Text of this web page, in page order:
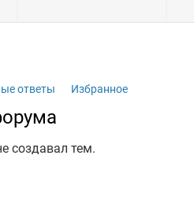
ответы Избранное
создавал тем.